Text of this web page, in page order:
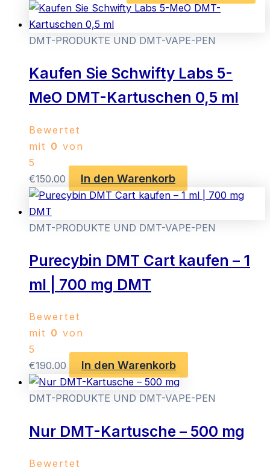
€120.00
€1,450.00
DMT-PRODUKTE UND DMT-VAPE-PEN
Kaufen Sie Schwifty Labs 5-
MeO DMT-Kartuschen 0,5 ml
Bewertet
mit 0 von
5
€150.00 In den Warenkorb
DMT-PRODUKTE UND DMT-VAPE-PEN
Purecybin DMT Cart kaufen – 1
ml | 700 mg DMT
Bewertet
mit 0 von
5
€190.00 In den Warenkorb
DMT-PRODUKTE UND DMT-VAPE-PEN
Nur DMT-Kartusche – 500 mg
Bewertet